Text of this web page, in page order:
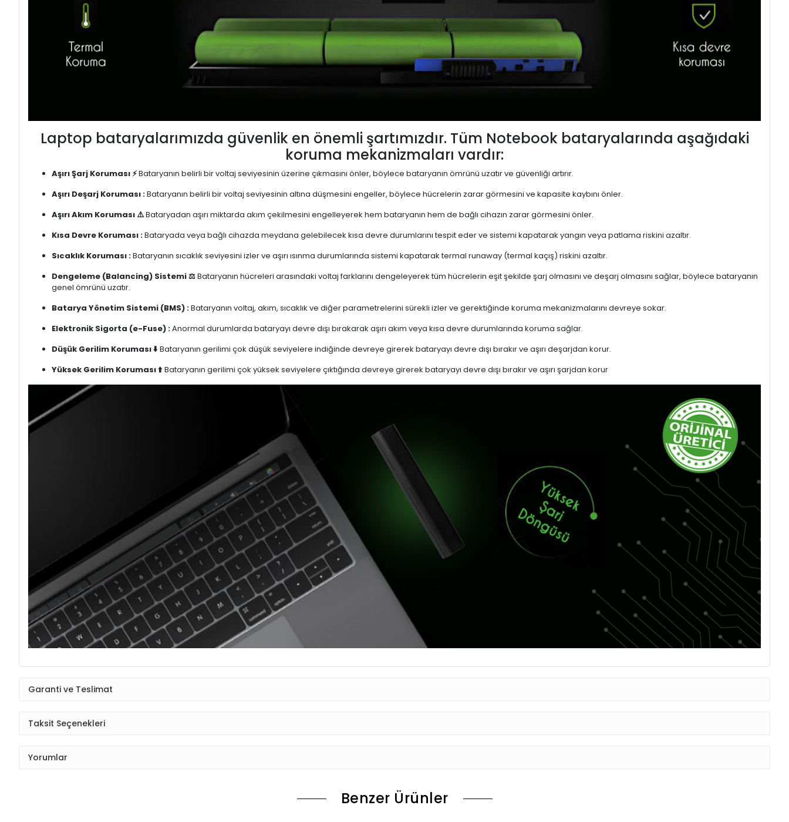
Laptop bataryalarımızda güvenlik en önemli şartımızdır. Tüm Notebook bataryalarında aşağıdaki
koruma mekanizmaları vardır:
Aşırı Şarj Koruması ⚡Bataryanın belirli bir voltaj seviyesinin üzerine çıkmasını önler, böylece bataryanın ömrünü uzatır ve güvenliği artırır.
Aşırı Deşarj Koruması :Bataryanın belirli bir voltaj seviyesinin altına düşmesini engeller, böylece hücrelerin zarar görmesini ve kapasite kaybını önler.
Aşırı Akım Koruması ⚠️Bataryadan aşırı miktarda akım çekilmesini engelleyerek hem bataryanın hem de bağlı cihazın zarar görmesini önler.
Kısa Devre Koruması :Bataryada veya bağlı cihazda meydana gelebilecek kısa devre durumlarını tespit eder ve sistemi kapatarak yangın veya patlama riskini azaltır.
Sıcaklık Koruması :Bataryanın sıcaklık seviyesini izler ve aşırı ısınma durumlarında sistemi kapatarak termal runaway (termal kaçış) riskini azaltır.
Dengeleme (Balancing) Sistemi ⚖️Bataryanın hücreleri arasındaki voltaj farklarını dengeleyerek tüm hücrelerin eşit şekilde şarj olmasını ve deşarj olmasını sağlar, böylece bataryanın
genel ömrünü uzatır.
Batarya Yönetim Sistemi (BMS) :Bataryanın voltaj, akım, sıcaklık ve diğer parametrelerini sürekli izler ve gerektiğinde koruma mekanizmalarını devreye sokar.
Elektronik Sigorta (e-Fuse) :Anormal durumlarda bataryayı devre dışı bırakarak aşırı akım veya kısa devre durumlarında koruma sağlar.
Düşük Gerilim Koruması ⬇️Bataryanın gerilimi çok düşük seviyelere indiğinde devreye girerek bataryayı devre dışı bırakır ve aşırı deşarjdan korur.
Yüksek Gerilim Koruması ⬆️Bataryanın gerilimi çok yüksek seviyelere çıktığında devreye girerek bataryayı devre dışı bırakır ve aşırı şarjdan korur
Garanti ve Teslimat
Taksit Seçenekleri
Yorumlar
Benzer Ürünler